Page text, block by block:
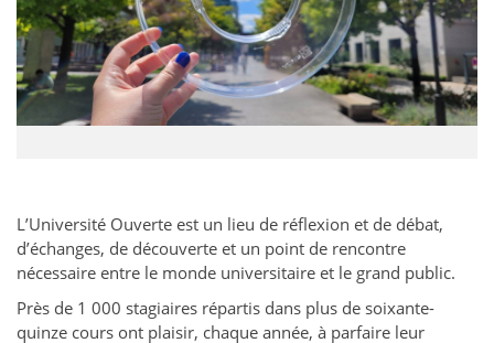
L’Université Ouverte est un lieu de réflexion et de débat,
d’échanges, de découverte et un point de rencontre
nécessaire entre le monde universitaire et le grand public.
Près de 1 000 stagiaires répartis dans plus de soixante-
quinze cours ont plaisir, chaque année, à parfaire leur